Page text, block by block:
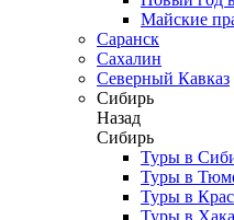
Майские
Саранск
Сахалин
Северный Кавказ
Сибирь
Назад
Сибирь
Туры в
Туры в
Туры в
Туры в